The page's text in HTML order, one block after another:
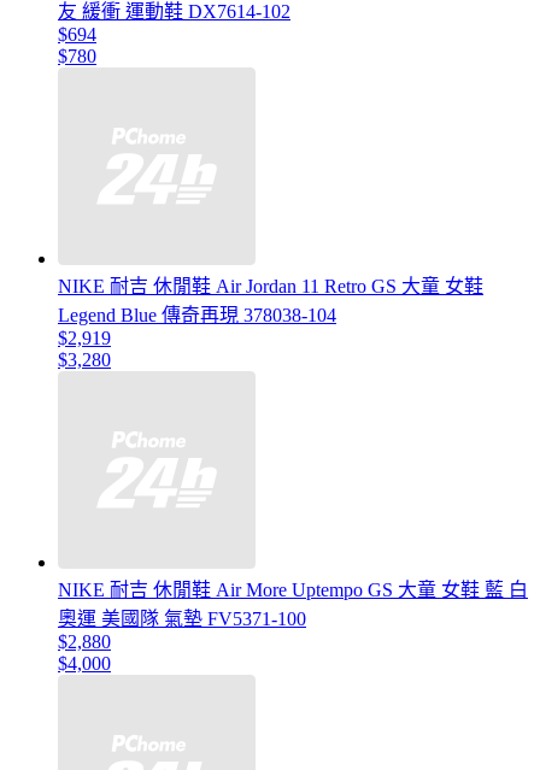
友 緩衝 運動鞋 DX7614-102
$694
$780
NIKE 耐吉 休閒鞋 Air Jordan 11 Retro GS 大童 女鞋
Legend Blue 傳奇再現 378038-104
$2,919
$3,280
NIKE 耐吉 休閒鞋 Air More Uptempo GS 大童 女鞋 藍 白
奧運 美國隊 氣墊 FV5371-100
$2,880
$4,000